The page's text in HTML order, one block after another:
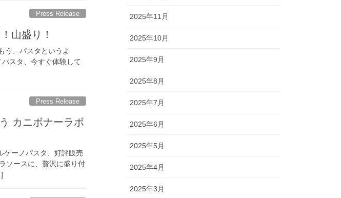
Press Release
山盛り！
う、パスタというよ
スタ、今すぐ体験して
Press Release
カニボナーラボ
ケーノパスタ、好評販売
ソースに、贅沢に盛り付
2025年11月
2025年10月
2025年9月
2025年8月
2025年7月
2025年6月
2025年5月
2025年4月
2025年3月